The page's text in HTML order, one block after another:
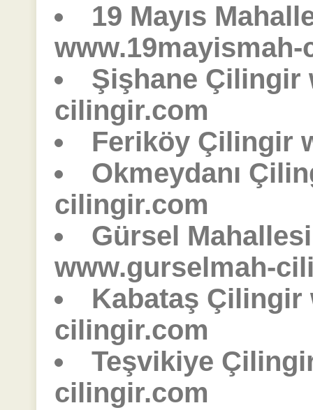
19 Mayıs
Şişhane Çilingir
cilingir.com
Feriköy Çilingir
Okmeydanı
cilingir.com
Gürsel
www.gurselmah-
Kabataş Çilingir
cilingir.com
Teşvikiye
cilingir.com